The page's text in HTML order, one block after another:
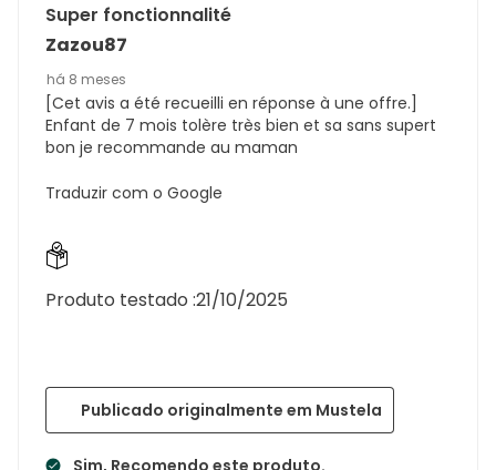
Super fonctionnalité
Zazou87
há 8 meses
[Cet avis a été recueilli en réponse à une offre.]
Enfant de 7 mois tolère très bien et sa sans supert
bon je recommande au maman
Traduzir com o Google
Sim, Recomendo este produto.
Produto testado :21/10/2025
Publicado originalmente em Mustela